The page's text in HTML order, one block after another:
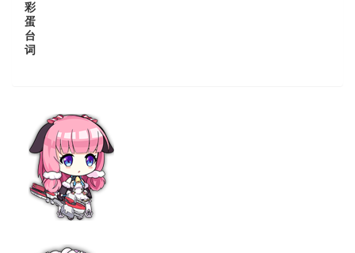
彩
蛋
台
词